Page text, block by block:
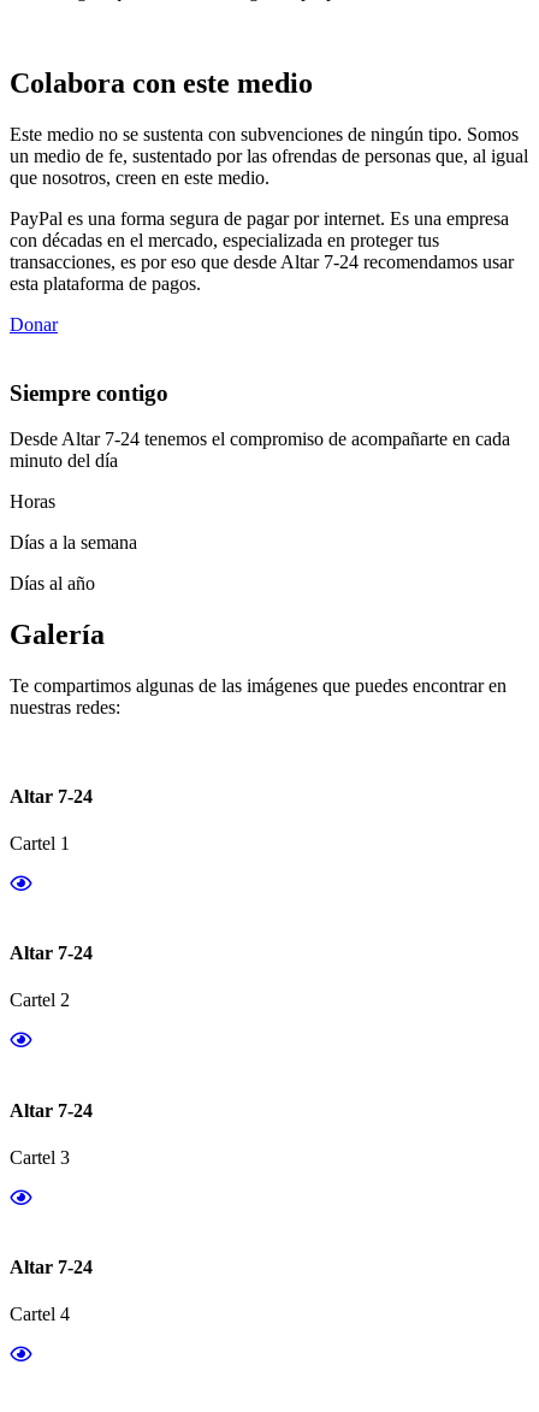
Colabora con este medio
Este medio no se sustenta con subvenciones de ningún tipo. Somos
un medio de fe, sustentado por las ofrendas de personas que, al igual
que nosotros, creen en este medio.
PayPal es una forma segura de pagar por internet. Es una empresa
con décadas en el mercado, especializada en proteger tus
transacciones, es por eso que desde Altar 7-24 recomendamos usar
esta plataforma de pagos.
Donar
Siempre contigo
Desde Altar 7-24 tenemos el compromiso de acompañarte en cada
minuto del día
Horas
Días a la semana
Días al año
Galería
Te compartimos algunas de las imágenes que puedes encontrar en
nuestras redes:
Altar 7-24
Cartel 1
Altar 7-24
Cartel 2
Altar 7-24
Cartel 3
Altar 7-24
Cartel 4